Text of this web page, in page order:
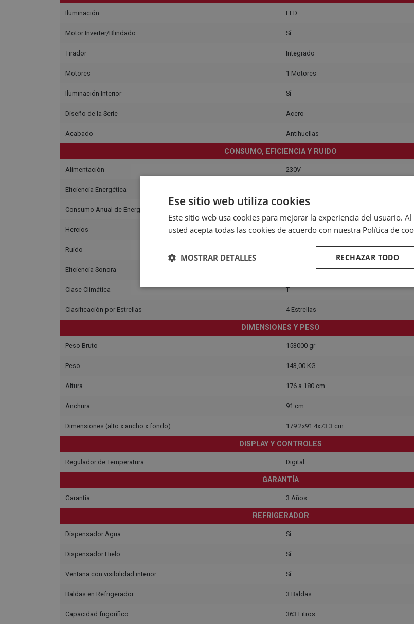
Iluminación LED
Motor Inverter/Blindado Sí
Tirador Integrado
Motores 1 Motores
Iluminación Interior Sí
Diseño de la Serie Acero
Acabado Antihuellas
CONSUMO, EFICIENCIA Y RUIDO
Alimentación 230V
Eficiencia Energética
Consumo Anual de Energía
Hercios 50 Hz
Ruido
Eficiencia Sonora
Clase Climática T
Clasificación por Estrellas 4 Estrellas
DIMENSIONES Y PESO
Peso Bruto 153000 gr
Peso 143,00 KG
Altura 176 a 180 cm
Anchura 91 cm
Dimensiones (alto x ancho x fondo) 179.2x91.4x73.3 cm
DISPLAY Y CONTROLES
Regulador de Temperatura Digital
GARANTÍA
Garantía 3 Años
REFRIGERADOR
Dispensador Agua Sí
Dispensador Hielo Sí
Ventana con visibilidad interior Sí
Baldas en Refrigerador 3 Baldas
Capacidad frigorífico 363 Litros
Ese sitio web utiliza cookies
Este sitio web usa cookies para mejorar la experiencia del usuario.
usted acepta todas las cookies de acuerdo con nuestra Política de
RECHAZAR TODO
MOSTRAR DETALLES